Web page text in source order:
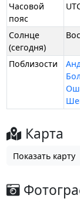
Часовой
пояс
Солнце
(сегодня)
Поблизости
Карта
Показать карту